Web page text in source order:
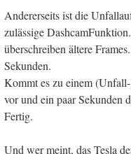
Andererseits ist die
zulässige
überschreiben ältere
Sekunden.
Kommt es zu einem
vor und ein paar Sekunden
Fertig.
Und wer meint, das Tesla